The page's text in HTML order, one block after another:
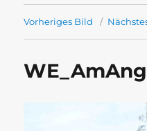
Vorheriges Bild